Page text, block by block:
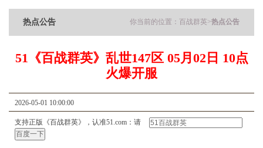
你当前的位置： 百战群英>热点公告
热点公告
51《百战群英》乱世147区 05月02日 10点
火爆开服
2026-05-01 10:00:00
支持正版《百战群英》，认准51.com：请